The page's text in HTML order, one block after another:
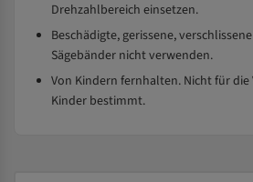
Drehzahlbereich einsetzen.
Beschädigte, gerissene,
Sägebänder nicht verwenden.
Von Kindern fernhalten. Nicht für
Kinder bestimmt.